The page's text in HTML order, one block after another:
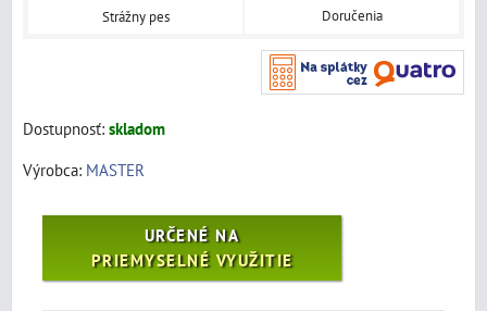
Strážny pes Doručenia
Dostupnosť: skladom
Výrobca: MASTER
URČENÉ NA
PRIEMYSELNÉ VYUŽITIE